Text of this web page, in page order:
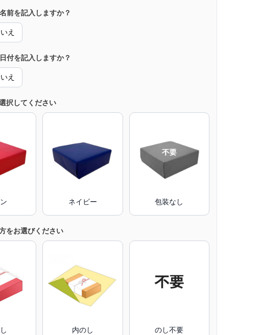
前を記入しますか？
え
付を記入しますか？
え
択してください
ネイビー 包装なし
をお選びください
内のし のし不要